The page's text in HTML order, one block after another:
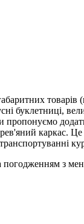
товарів
буклетниці,
пропонуємо
каркас. Це
погодженням з